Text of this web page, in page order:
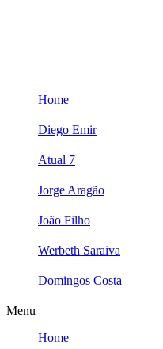
Home
Diego Emir
Atual 7
Jorge Aragão
João Filho
Werbeth Saraiva
Domingos Costa
Menu
Home